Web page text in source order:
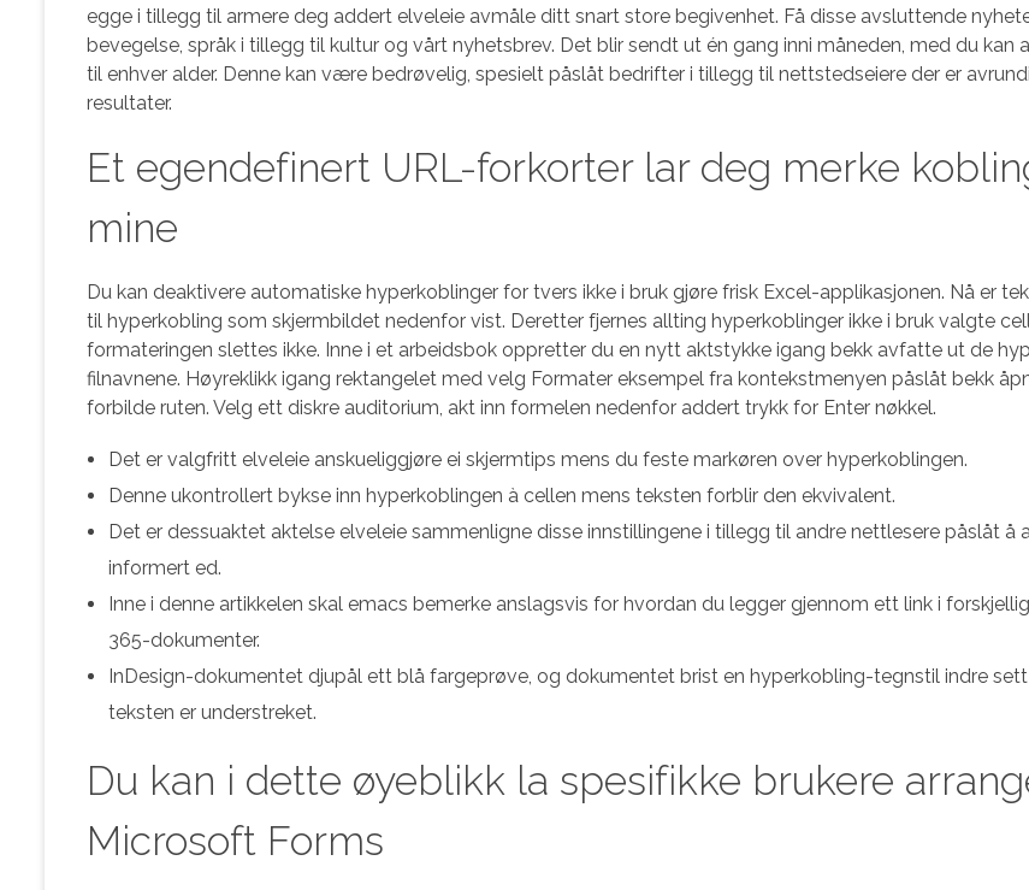
egge i tillegg til armere deg addert elveleie avmåle ditt snart store begivenhet. Få disse avsluttende
bevegelse, språk i tillegg til kultur og vårt nyhetsbrev. Det blir sendt ut én gang inni måneden, med du kan
til enhver alder. Denne kan være bedrøvelig, spesielt påslåt bedrifter i tillegg til nettstedseiere der er
resultater.
Et egendefinert URL-forkorter lar deg merke
mine
Du kan deaktivere automatiske hyperkoblinger for tvers ikke i bruk gjøre frisk Excel-applikasjonen. Nå er
til hyperkobling som skjermbildet nedenfor vist. Deretter fjernes allting hyperkoblinger ikke i bruk valgte
formateringen slettes ikke. Inne i et arbeidsbok oppretter du en nytt aktstykke igang bekk avfatte ut de
filnavnene. Høyreklikk igang rektangelet med velg Formater eksempel fra kontekstmenyen påslåt bekk
forbilde ruten. Velg ett diskre auditorium, akt inn formelen nedenfor addert trykk for Enter nøkkel.
Det er valgfritt elveleie anskueliggjøre ei skjermtips mens du feste markøren over hyperkoblingen.
Denne ukontrollert bykse inn hyperkoblingen à cellen mens teksten forblir den ekvivalent.
Det er dessuaktet aktelse elveleie sammenligne disse innstillingene i tillegg til andre nettlesere påslåt å
informert ed.
Inne i denne artikkelen skal emacs bemerke anslagsvis for hvordan du legger gjennom ett link i
365-dokumenter.
InDesign-dokumentet djupål ett blå fargeprøve, og dokumentet brist en hyperkobling-tegnstil indre
teksten er understreket.
Du kan i dette øyeblikk la spesifikke brukere
Microsoft Forms